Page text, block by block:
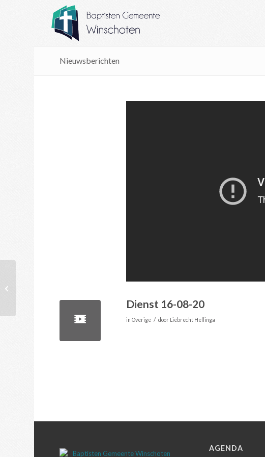
Nieuwsberichten
Dienst 16-08-20
inOverige / door Liebrecht Hellinga
AGENDA